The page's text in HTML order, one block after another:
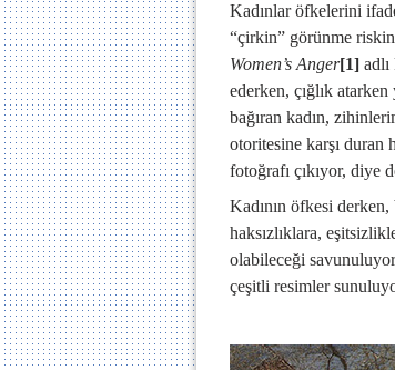
Kadınlar öfkelerini
“çirkin” görünme
Women’s Anger[1]
ederken, çığlık
bağıran kadın,
otoritesine karşı duran
fotoğrafı çıkıyor, diye
Kadının öfkesi
haksızlıklara,
olabileceği
çeşitli resimler